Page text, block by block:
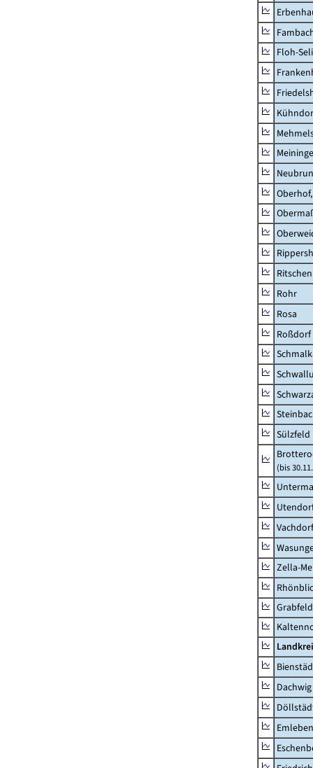
Floh-
Rohr
Rosa
Roßdorf
Sülzfeld
(bis
Vachdorf
Zella-
Grabfeld
Dachwig
Emleben